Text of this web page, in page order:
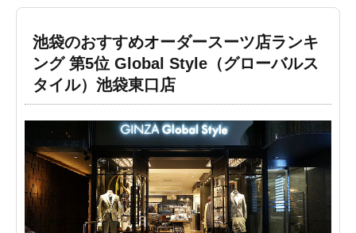
池袋のおすすめオーダースーツ店ランキ
ング 第5位 Global Style（グローバルス
タイル）池袋東口店